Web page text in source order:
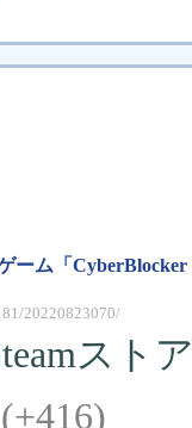
ーム「
20220823070/
スト
(+416)